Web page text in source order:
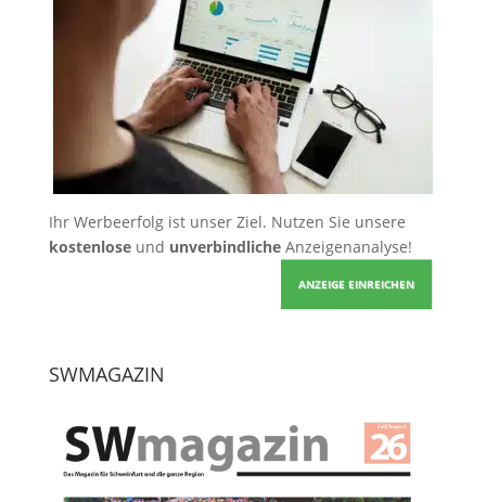
Ihr Werbeerfolg ist unser Ziel. Nutzen Sie unsere
kostenloseund unverbindlicheAnzeigenanalyse!
ANZEIGE EINREICHEN
SWMAGAZIN